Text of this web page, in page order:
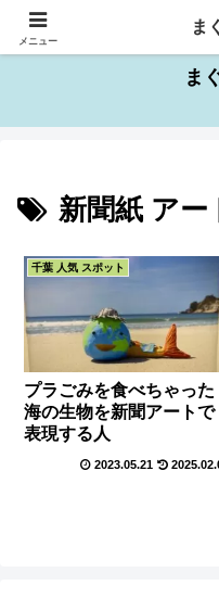
千葉県を中心と
ま
新聞紙 アー
千葉 人気 スポット
プラごみを食べちゃった
海の生物を新聞アートで
表現する人
2023.05.21
メニュー
ま